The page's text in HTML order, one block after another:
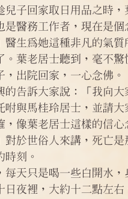
子回家取日用品之時
醫務工作者，現在是
生為她這種非凡的氣
葉老居士聽到，毫不
出院回家，一心念佛。
告訴大家說：「我向
與馬桂玲居士，並請
像葉老居士這樣的信心
於世俗人來講，死亡
刻。
天只是喝一些白開水
夜裡，大約十二點左